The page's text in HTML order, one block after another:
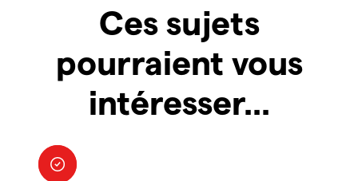
Ces sujets
pourraient vous
intéresser...